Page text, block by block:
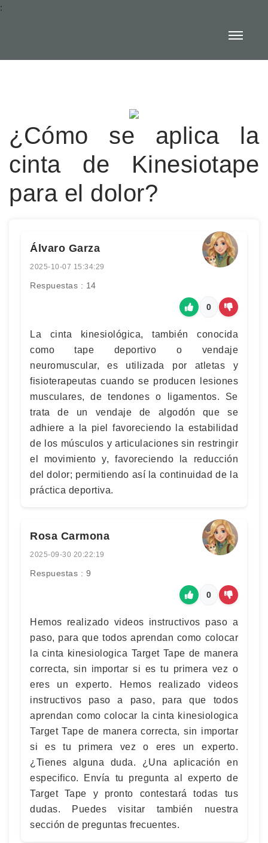
:
¿Cómo se aplica la
cinta de Kinesiotape
para el dolor?
Álvaro Garza
2025-10-07 15:34:29
Respuestas : 14
0
La cinta kinesiológica, también conocida
como tape deportivo o vendaje
neuromuscular, es utilizada por atletas y
fisioterapeutas cuando se producen lesiones
musculares, de tendones o ligamentos. Se
trata de un vendaje de algodón que se
adhiere a la piel favoreciendo la estabilidad
de los músculos y articulaciones sin restringir
el movimiento y, favoreciendo la reducción
del dolor; permitiendo así la continuidad de la
práctica deportiva.
Rosa Carmona
2025-09-30 20:22:19
Respuestas : 9
0
Hemos realizado videos instructivos paso a
paso, para que todos aprendan como colocar
la cinta kinesiologica Target Tape de manera
correcta, sin importar si es tu primera vez o
eres un experto. Hemos realizado videos
instructivos paso a paso, para que todos
aprendan como colocar la cinta kinesiologica
Target Tape de manera correcta, sin importar
si es tu primera vez o eres un experto.
¿Tienes alguna duda. ¿Una aplicación en
especifico. Envía tu pregunta al experto de
Target Tape y pronto contestará todas tus
dudas. Puedes visitar también nuestra
sección de preguntas frecuentes.